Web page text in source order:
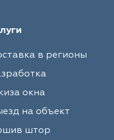
в регионы
окна
на объект
штор